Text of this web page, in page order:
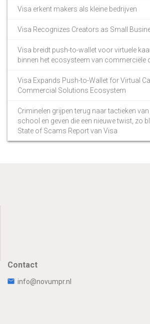
Visa erkent makers als kleine bedrijven
Visa Recognizes Creators as Small
Visa breidt push-to-wallet voor virtuele
binnen het ecosysteem van commerciële
Visa Expands Push-to-Wallet for Virtual
Commercial Solutions Ecosystem
Criminelen grijpen terug naar tactieken
school en geven die een nieuwe twist, zo
State of Scams Report van Visa
Contact
info@novumpr.nl